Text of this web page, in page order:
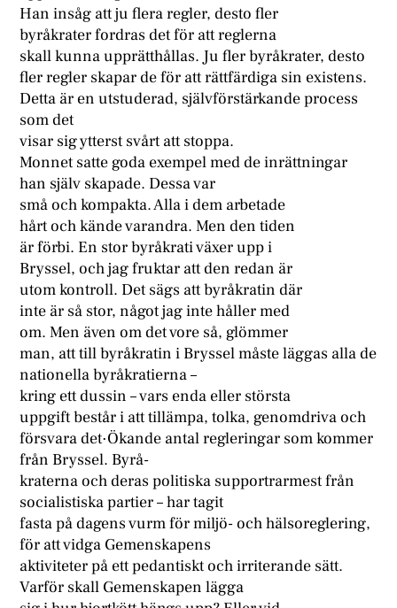
Han insåg att ju flera regler, desto fler
byråkrater fordras det för att reglerna
skall kunna upprätthållas. Ju fler byråkrater, desto
fler regler skapar de för att rättfärdiga sin existens.
Detta är en utstuderad, självförstärkande process
som det
visar sig ytterst svårt att stoppa.
Monnet satte goda exempel med de inrättningar
han själv skapade. Dessa var
små och kompakta. Alla i dem arbetade
hårt och kände varandra. Men den tiden
är förbi. En stor byråkrati växer upp i
Bryssel, och jag fruktar att den redan är
utom kontroll. Det sägs att byråkratin där
inte är så stor, något jag inte håller med
om. Men även om det vore så, glömmer
man, att till byråkratin i Bryssel måste läggas alla de
nationella byråkratierna –
kring ett dussin – vars enda eller största
uppgift består i att tillämpa, tolka, genomdriva och
försvara det·Ökande antal regleringar som kommer
från Bryssel. Byrå-
kraterna och deras politiska supportrarmest från
socialistiska partier – har tagit
fasta på dagens vurm för miljö- och hälsoreglering,
för att vidga Gemenskapens
aktiviteter på ett pedantiskt och irriterande sätt.
Varför skall Gemenskapen lägga